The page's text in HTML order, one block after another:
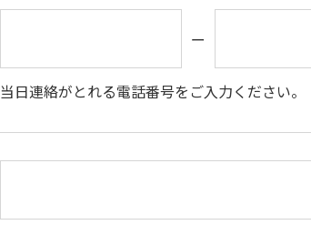
ー
当日連絡がとれる電話番号をご入力ください。